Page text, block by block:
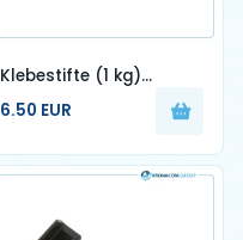
Klebestifte (1 kg)
Premium-Qualität
6.50 EUR